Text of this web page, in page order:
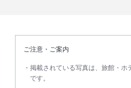
ご注意・ご案内
掲載されている写真は、旅館・ホ
です。